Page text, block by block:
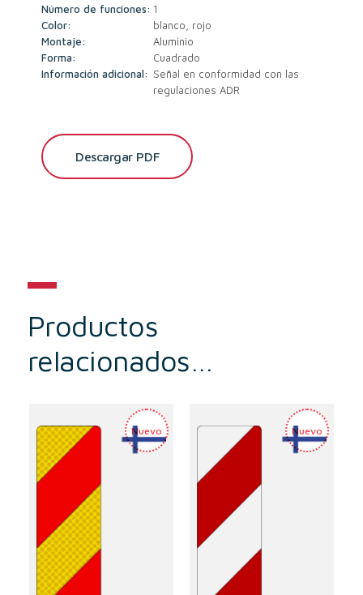
Número de funciones: 1
Color:
blanco, rojo
Montaje:
Aluminio
Forma:
Cuadrado
Información adicional: Señal en conformidad con las
regulaciones ADR
Descargar PDF
Productos
relacionados…